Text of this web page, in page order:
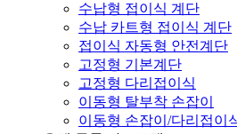
수납형 접이식 계단
수납 카트형 접이식 계단
접이식 자동형 안전계단
고정형 기본계단
고정형 다리접이식
이동형 탈부착 손잡이
이동형 손잡이/다리접이